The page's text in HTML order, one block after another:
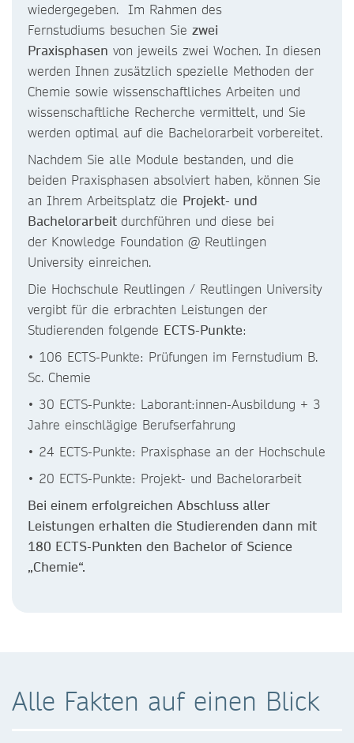
wiedergegeben. Im Rahmen des
Fernstudiums besuchen Sie zwei
Praxisphasen von jeweils zwei Wochen. In diesen
werden Ihnen zusätzlich spezielle Methoden der
Chemie sowie wissenschaftliches Arbeiten und
wissenschaftliche Recherche vermittelt, und Sie
werden optimal auf die Bachelorarbeit vorbereitet.
Nachdem Sie alle Module bestanden, und die
beiden Praxisphasen absolviert haben, können Sie
an Ihrem Arbeitsplatz die Projekt- und
Bachelorarbeit durchführen und diese bei
der Knowledge Foundation @ Reutlingen
University einreichen.
Die Hochschule Reutlingen / Reutlingen University
vergibt für die erbrachten Leistungen der
Studierenden folgende ECTS-Punkte:
• 106 ECTS-Punkte: Prüfungen im Fernstudium B.
Sc. Chemie
• 30 ECTS-Punkte: Laborant:innen-Ausbildung + 3
Jahre einschlägige Berufserfahrung
• 24 ECTS-Punkte: Praxisphase an der Hochschule
• 20 ECTS-Punkte: Projekt- und Bachelorarbeit
Bei einem erfolgreichen Abschluss aller
Leistungen erhalten die Studierenden dann mit
180 ECTS-Punkten den Bachelor of Science
„Chemie“.
Alle Fakten auf einen Blick